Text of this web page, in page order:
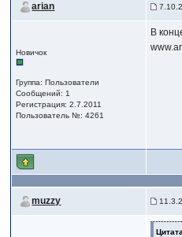
arian
Новичок
Группа: Пользователи
Сообщений: 1
Регистрация: 2.7.2011
Пользователь №: 4261
В
muzzy